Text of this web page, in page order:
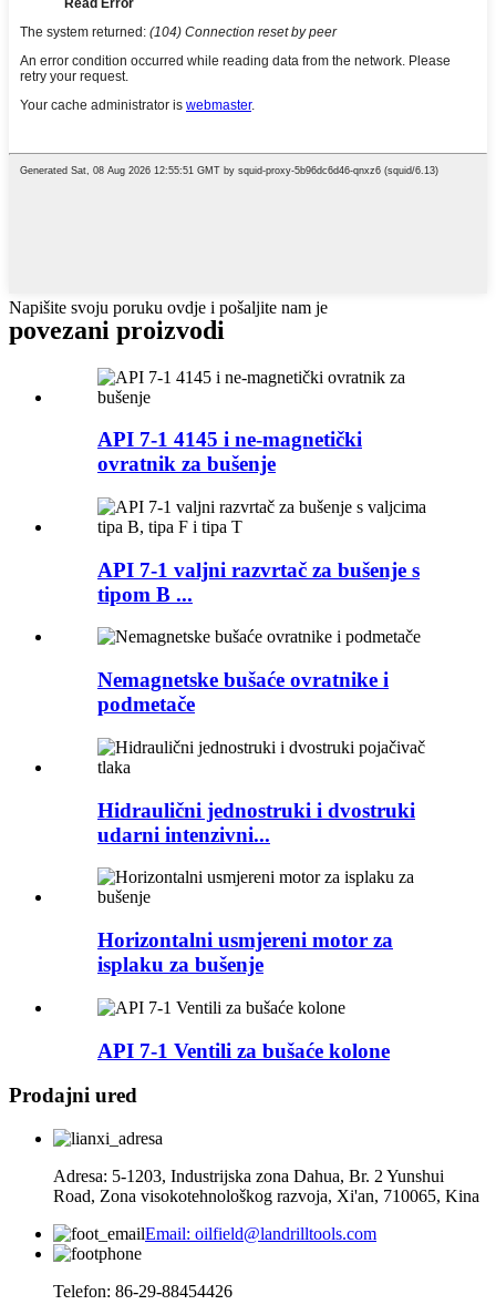
Napišite svoju poruku ovdje i pošaljite nam je
povezani proizvodi
API 7-1 4145 i ne-magnetički
ovratnik za bušenje
API 7-1 valjni razvrtač za bušenje s
tipom B ...
Nemagnetske bušaće ovratnike i
podmetače
Hidraulični jednostruki i dvostruki
udarni intenzivni...
Horizontalni usmjereni motor za
isplaku za bušenje
API 7-1 Ventili za bušaće kolone
Prodajni ured
Adresa: 5-1203, Industrijska zona Dahua, Br. 2 Yunshui
Road, Zona visokotehnološkog razvoja, Xi'an, 710065, Kina
Email: oilfield@landrilltools.com
Telefon: 86-29-88454426